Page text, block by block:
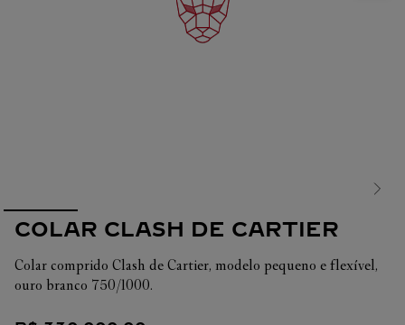
COLAR CLASH DE CARTIER
Colar comprido Clash de Cartier, modelo pequeno e flexível,
ouro branco 750/1000.